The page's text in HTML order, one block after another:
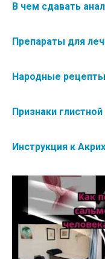
В чем сдавать
Препараты для
Народные
Признаки
Инструкция к